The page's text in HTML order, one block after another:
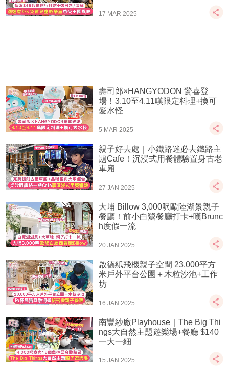
17 MAR 2025
壽司郎×HANGYODON 驚喜登
場！3.10至4.11嘆限定料理+換可
愛水怪
5 MAR 2025
親子好去處｜小鐵路迷必去鐵路主
題Cafe！沉浸式用餐體驗置身古老
車廂
27 JAN 2025
大埔 Billow 3,000呎歐陸湖景親子
餐廳！前小白鷺餐廳打卡+嘆Brunc
h度假一流
20 JAN 2025
啟德紙飛機親子空間 23,000平方
米戶外平台公園＋木粒沙池+工作
坊
16 JAN 2025
南豐紗廠Playhouse｜The Big Thi
ngs大自然主題遊樂場+餐廳 $140
一大一細
15 JAN 2025